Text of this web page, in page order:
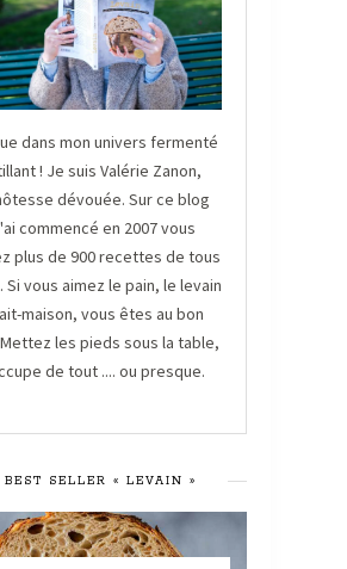
dans mon univers fermenté
! Je suis Valérie Zanon,
dévouée. Sur ce blog
commencé en 2007 vous
plus de 900 recettes de tous
Si vous aimez le pain, le levain
maison, vous êtes au bon
les pieds sous la table,
de tout .... ou presque.
BEST SELLER « LEVAIN »